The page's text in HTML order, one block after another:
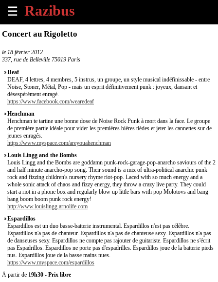
☰
×
Tous
les
évènements
à
venir
Annoncer
un
évènement
Contact
À
propos
Concert au Rigoletto
le 18 février 2012
337, rue de Belleville 75019 Paris
Deaf
DEAF, 4 lettres, 4 membres, 5 instrus, un groupe, un style musical indéfinissable - entre
Noise, Stoner, Métal, Pop - mais un esprit définitivement punk : joyeux, dansant et
désespérément enragé.
https://www.facebook.com/wearedeaf
Henchman
Henchman te tartine une bonne dose de Noise Rock Punk à mort dans la face. Le groupe
de première partie idéale pour vider les premières bières tièdes et jeter les cannettes sur de
jeunes enragés.
https://www.myspace.com/areyouahenchman
Louis Lingg and the Bombs
Louis Lingg and the Bombs are goddamn punk-rock-garage-pop-anarcho saviours of the 2
and half minute anarcho-pop song. Their sound is a mix of ultra-political anarchic punk
rock and fizzing children's nursery rhyme riot-pop. Laced with so much energy and a
whole sonic attack of chaos and fizzy energy, they throw a crazy live party. They could
start a riot in a phone box and regularly blow up little bars with pop Molotovs and bang
bang boom boom punk rock energy!
http://www.louislingg.arnolife.com
Espardillos
Espardillos est un duo basse-batterie instrumental. Espardillos n'est pas célèbre.
Espardillos n'a pas de chanteur. Espardillos n'a pas de chanteuse sexy. Espardillos n'a pas
de danseuses sexy. Espardillos ne compte pas rajouter de guitariste. Espardillos ne s'écrit
pas Espadrillos. Espardillos ne porte pas d'espadrilles. Espardillos joue de la batterie pieds
nus. Espardillos joue de la basse mains nues.
https://www.myspace.com/espardillos
À partir de 19h30 - Prix libre